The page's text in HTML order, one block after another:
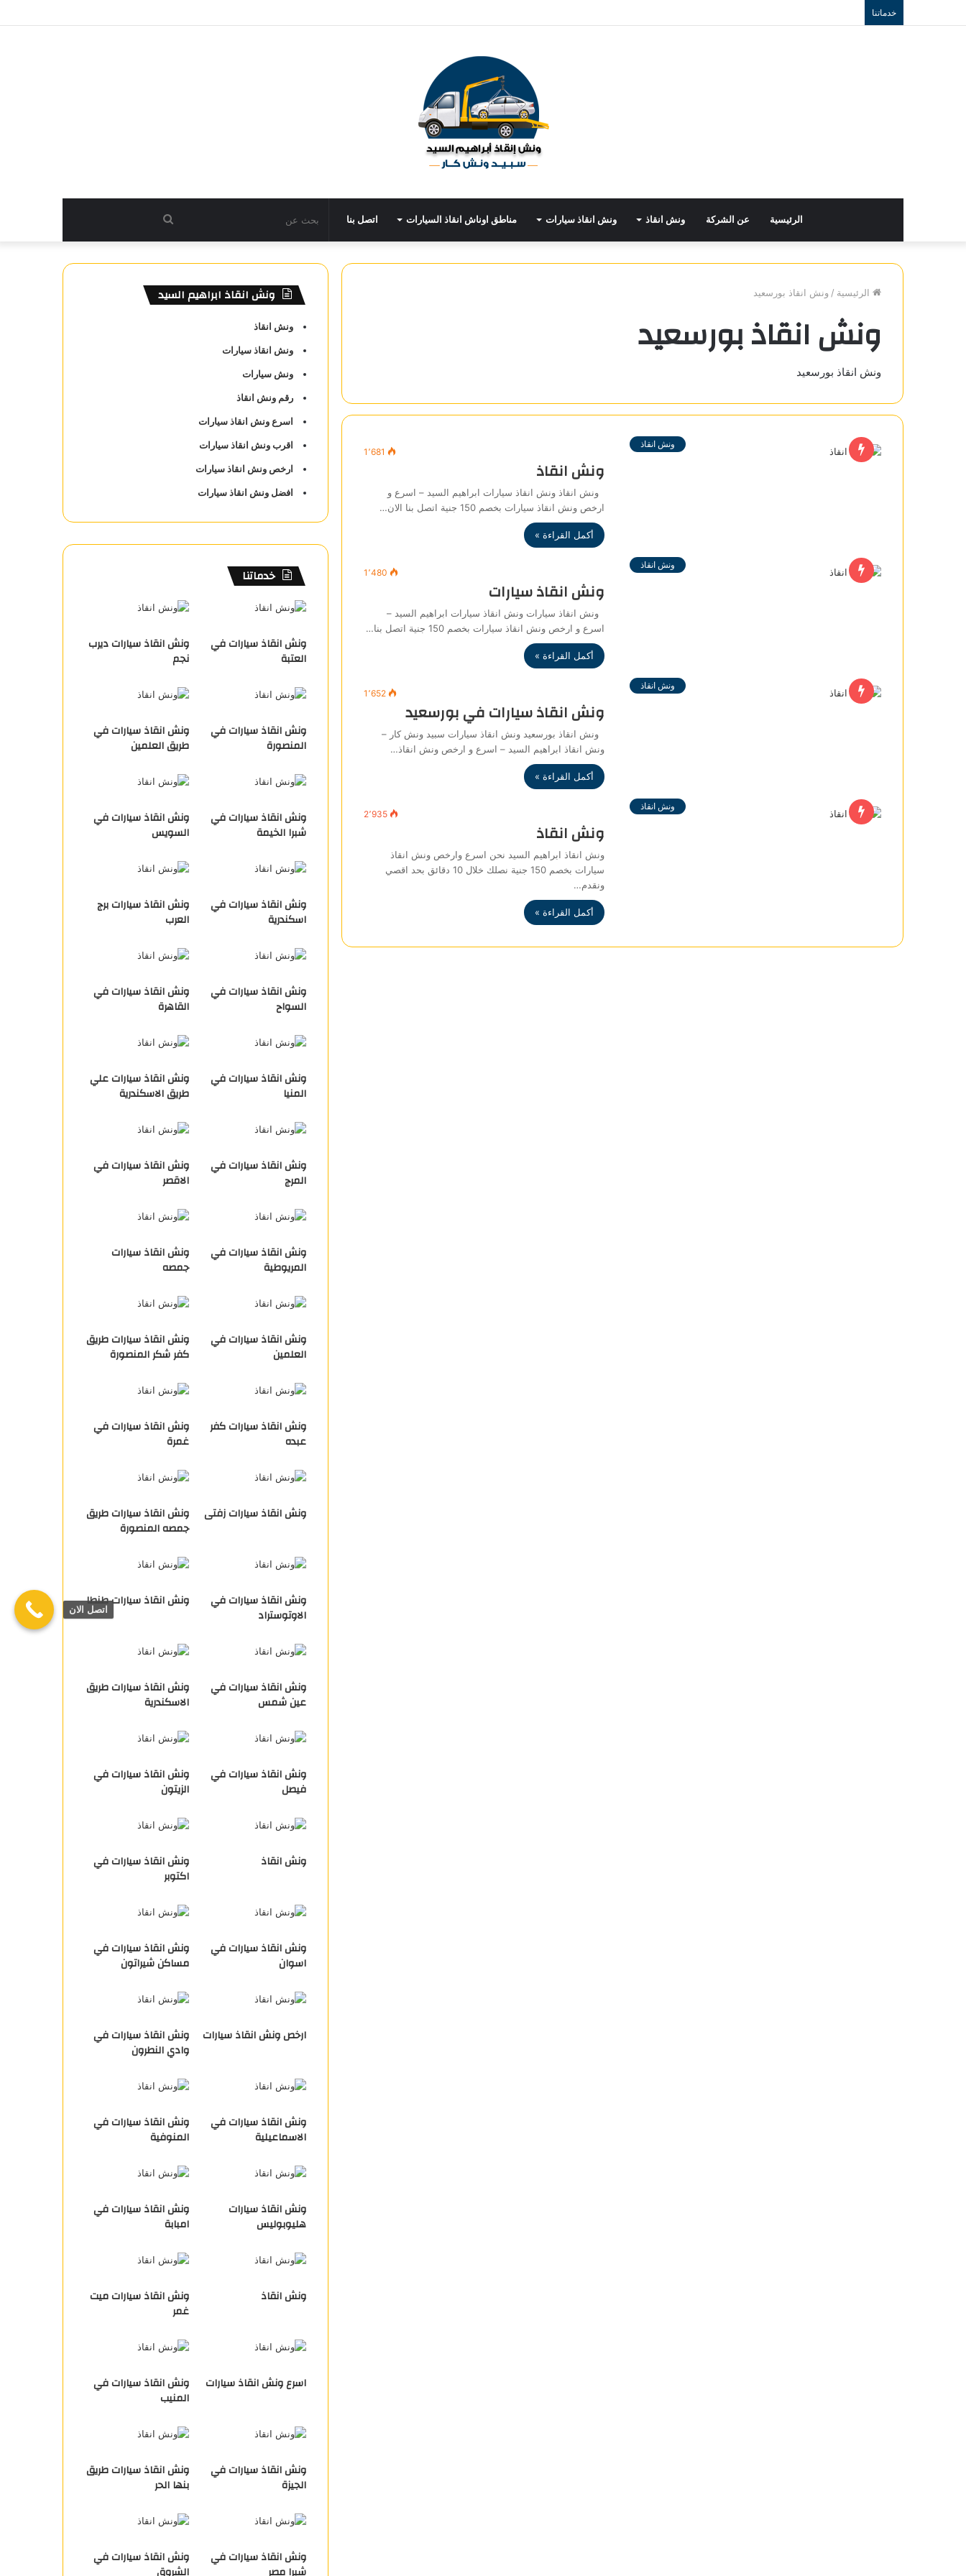
خدماتنا
الرئيسية عن الشركة ونش انقاذ ونش انقاذ سيارات مناطق اوناش انقاذ السيارات اتصل بنا
عن
الرئيسية / ونش انقاذ بورسعيد
ونش انقاذ بورسعيد
ونش انقاذ بورسعيد
ونش انقاذ
1٬681
ونش انقاذ
ونش انقاذ ونش انقاذ سيارات ابراهيم السيد – اسرع و
ارخص ونش انقاذ سيارات بخصم 150 جنية اتصل بنا الان…
أكمل القراءة »
ونش انقاذ
1٬480
ونش انقاذ سيارات
ونش انقاذ سيارات ونش انقاذ سيارات ابراهيم السيد –
اسرع و ارخص ونش انقاذ سيارات بخصم 150 جنية اتصل بنا…
أكمل القراءة »
ونش انقاذ
1٬652
ونش انقاذ سيارات في بورسعيد
ونش انقاذ بورسعيد ونش انقاذ سيارات سبيد ونش كار –
ونش انقاذ ابراهيم السيد – اسرع و ارخص ونش انقاذ…
أكمل القراءة »
ونش انقاذ
2٬935
ونش انقاذ
ونش انقاذ ابراهيم السيد نحن اسرع وارخص ونش انقاذ
سيارات بخصم 150 جنية نصلك خلال 10 دقائق بحد اقصي
ونقدم…
أكمل القراءة »
ونش انقاذ ابراهيم السيد
ونش انقاذ
ونش انقاذ سيارات
ونش سيارات
رقم ونش انقاذ
اسرع ونش انقاذ سيارات
اقرب ونش انقاذ سيارات
ارخص ونش انقاذ سيارات
افضل ونش انقاذ سيارات
خدماتنا
ونش انقاذ سيارات في
العتبة
ونش انقاذ سيارات ديرب
نجم
ونش انقاذ سيارات في
المنصورة
ونش انقاذ سيارات في
طريق العلمين
ونش انقاذ سيارات في
شبرا الخيمة
ونش انقاذ سيارات في
السويس
ونش انقاذ سيارات في
اسكندرية
ونش انقاذ سيارات برج
العرب
ونش انقاذ سيارات في
السواح
ونش انقاذ سيارات في
القاهرة
ونش انقاذ سيارات في
المنيا
ونش انقاذ سيارات علي
طريق الاسكندرية
ونش انقاذ سيارات في
المرج
ونش انقاذ سيارات في
الاقصر
ونش انقاذ سيارات في
المريوطية
ونش انقاذ سيارات
جمصه
ونش انقاذ سيارات في
العلمين
ونش انقاذ سيارات طريق
كفر شكر المنصورة
ونش انقاذ سيارات كفر
عبده
ونش انقاذ سيارات في
غمرة
ونش انقاذ سيارات زفتى
ونش انقاذ سيارات طريق
جمصه المنصورة
ونش انقاذ سيارات في
الاوتوستراد
ونش انقاذ سيارات طنطا
ونش انقاذ سيارات في
عين شمس
ونش انقاذ سيارات طريق
الاسكندرية
ونش انقاذ سيارات في
فيصل
ونش انقاذ سيارات في
الزيتون
ونش انقاذ
ونش انقاذ سيارات في
اكتوبر
ونش انقاذ سيارات في
اسوان
ونش انقاذ سيارات في
مساكن شيراتون
ارخص ونش انقاذ سيارات
ونش انقاذ سيارات في
وادي النطرون
ونش انقاذ سيارات في
الاسماعيلية
ونش انقاذ سيارات في
المنوفية
ونش انقاذ سيارات
هليوبوليس
ونش انقاذ سيارات في
امبابة
ونش انقاذ
ونش انقاذ سيارات ميت
غمر
اسرع ونش انقاذ سيارات
ونش انقاذ سيارات في
المنيب
ونش انقاذ سيارات في
الجيزة
ونش انقاذ سيارات طريق
بنها الحر
ونش انقاذ سيارات في
ونش انقاذ سيارات في
اتصل الان